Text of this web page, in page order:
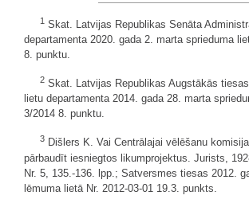
1 Skat. Latvijas Republikas Senāta
departamenta 2020. gada 2. marta sprieduma
8. punktu.
2 Skat. Latvijas Republikas Augstākās
lietu departamenta 2014. gada 28. marta
3/2014 8. punktu.
3 Dišlers K. Vai Centrālajai vēlēšanu
pārbaudīt iesniegtos likumprojektus. Jurists,
Nr. 5, 135.-136. lpp.; Satversmes tiesas 2012.
lēmuma lietā Nr. 2012-03-01 19.3. punkts.